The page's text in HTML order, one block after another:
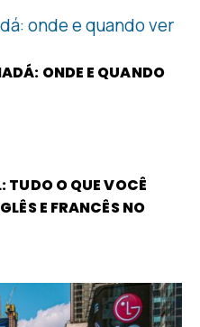
ONDE E QUANDO
O QUE VOCÊ
E FRANCÊS NO